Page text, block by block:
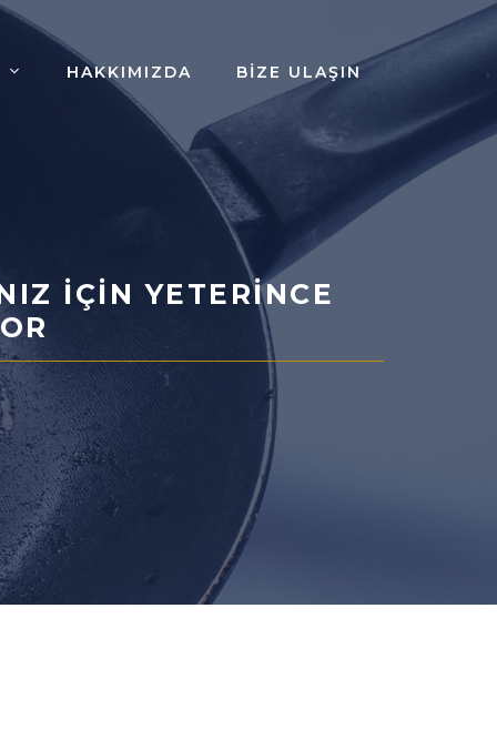
HAKKIMIZDA BIZE ULAŞIN
İÇIN YETERINCE